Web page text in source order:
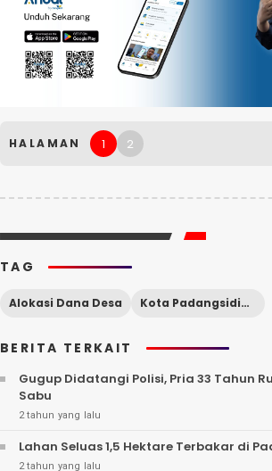
HALAMAN 1 2
TAG
Alokasi Dana Desa Kota Padangsidimpuan
BERITA TERKAIT
Gugup Didatangi Polisi, Pria 33 Tahun
Sabu
2 tahun yang lalu
Lahan Seluas 1,5 Hektare Terbakar di
2 tahun yang lalu